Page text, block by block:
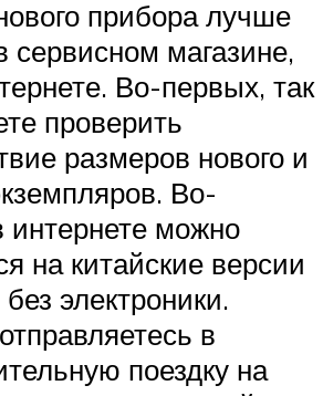
прибора лучше
сервисном магазине,
Во-первых, так
проверить
размеров нового и
Во-
интернете можно
на китайские версии
электроники.
в
поездку на